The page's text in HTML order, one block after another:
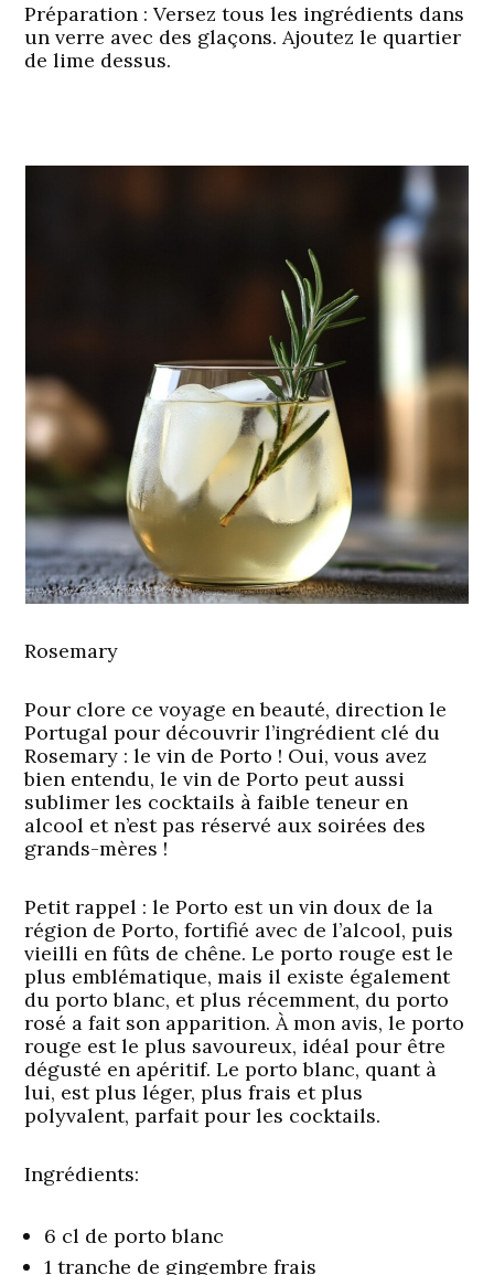
Préparation : Versez tous les ingrédients dans
un verre avec des glaçons. Ajoutez le quartier
de lime dessus.
Rosemary
Pour clore ce voyage en beauté, direction le
Portugal pour découvrir l’ingrédient clé du
Rosemary : le vin de Porto ! Oui, vous avez
bien entendu, le vin de Porto peut aussi
sublimer les cocktails à faible teneur en
alcool et n’est pas réservé aux soirées des
grands-mères !
Petit rappel : le Porto est un vin doux de la
région de Porto, fortifié avec de l’alcool, puis
vieilli en fûts de chêne. Le porto rouge est le
plus emblématique, mais il existe également
du porto blanc, et plus récemment, du porto
rosé a fait son apparition. À mon avis, le porto
rouge est le plus savoureux, idéal pour être
dégusté en apéritif. Le porto blanc, quant à
lui, est plus léger, plus frais et plus
polyvalent, parfait pour les cocktails.
Ingrédients:
6 cl de porto blanc
1 tranche de gingembre frais